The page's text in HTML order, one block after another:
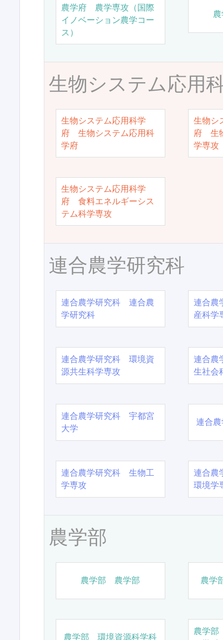
農学府 農学専攻（国際
イノベーション農学コー
ス）
生物システム応用
生物システム応用科学
府 生物システム応用科
学府
生物シ
府 生
学専攻
生物システム応用科学
府 食料エネルギーシス
テム科学専攻
連合農学研究科
連合農学研究科 連合農
学研究科
連合農
産科学
連合農学研究科 環境資
源共生科学専攻
連合農
生社会
連合農学研究科 宇都宮
大学
連合
連合農学研究科 生物工
学専攻
連合農
環境学
農学部
農学部 農学部 農学
農学部 環境資源科学科
農学